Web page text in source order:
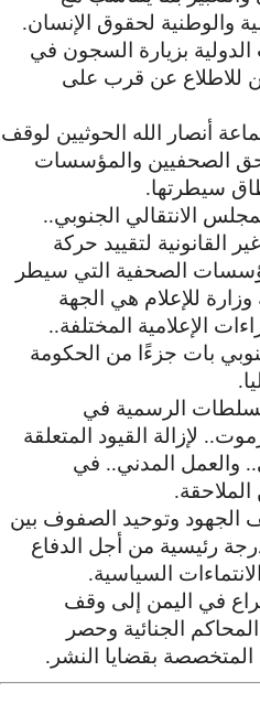
والوطنية لحقوق الإنسان.
بزيارة السجون في
للاطلاع عن قرب على
أنصار الله الحوثيين لوقف
بحق الصحفيين والمؤسسات
سيطرتها.
الانتقالي الجنوبي..
القانونية لتقييد حركة
الصحفية التي سيطر
للإعلام هي الجهة
الإعلامية المختلفة..
بات جزءًا من الحكومة
الرسمية في
لإزالة القيود المتعلقة
والعمل المدني.. في
وتوحيد الصفوف بين
رئيسية من أجل الدفاع
السياسية.
في اليمن إلى وقف
الجنائية وحصر
بقضايا النشر.